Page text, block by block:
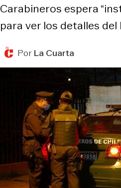
Carabineros espera
para ver los detalles del
PorLa Cuarta